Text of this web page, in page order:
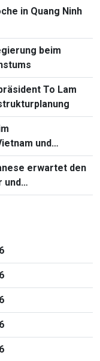
in Quang Ninh
beim
To Lam
und
erwartet den
und